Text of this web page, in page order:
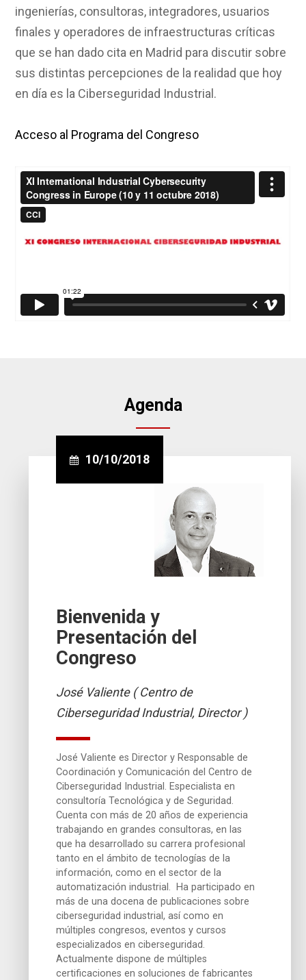
ingenierías, consultoras, integradores, usuarios
finales y operadores de infraestructuras críticas
que se han dado cita en Madrid para discutir sobre
sus distintas percepciones de la realidad que hoy
en día es la Ciberseguridad Industrial.
Acceso al Programa del Congreso
Agenda
10/10/2018
Bienvenida y
Presentación del
Congreso
José Valiente ( Centro de
Ciberseguridad Industrial, Director )
José Valiente es Director y Responsable de
Coordinación y Comunicación del Centro de
Ciberseguridad Industrial. Especialista en
consultoría Tecnológica y de Seguridad.
Cuenta con más de 20 años de experiencia
trabajando en grandes consultoras, en las
que ha desarrollado su carrera profesional
tanto en el ámbito de tecnologías de la
información, como en el sector de la
automatización industrial. Ha participado en
más de una docena de publicaciones sobre
ciberseguridad industrial, así como en
múltiples congresos, eventos y cursos
especializados en ciberseguridad.
Actualmente dispone de múltiples
certificaciones en soluciones de fabricantes